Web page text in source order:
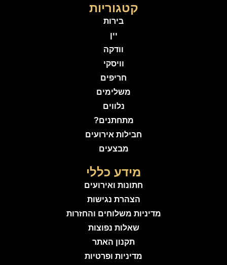
קטגוריות
בירות
יין
וודקה
וויסקי
חריפים
משלימים
נלווים
מתחתנים?
חבילות אירועים
מבצעים
מידע כללי
חתונות ואירועים
הצהרת נגישות
מדיניות משלוחים והחזרות
שאלות נפוצות
תקנון האתר
מדיניות ופרטיות